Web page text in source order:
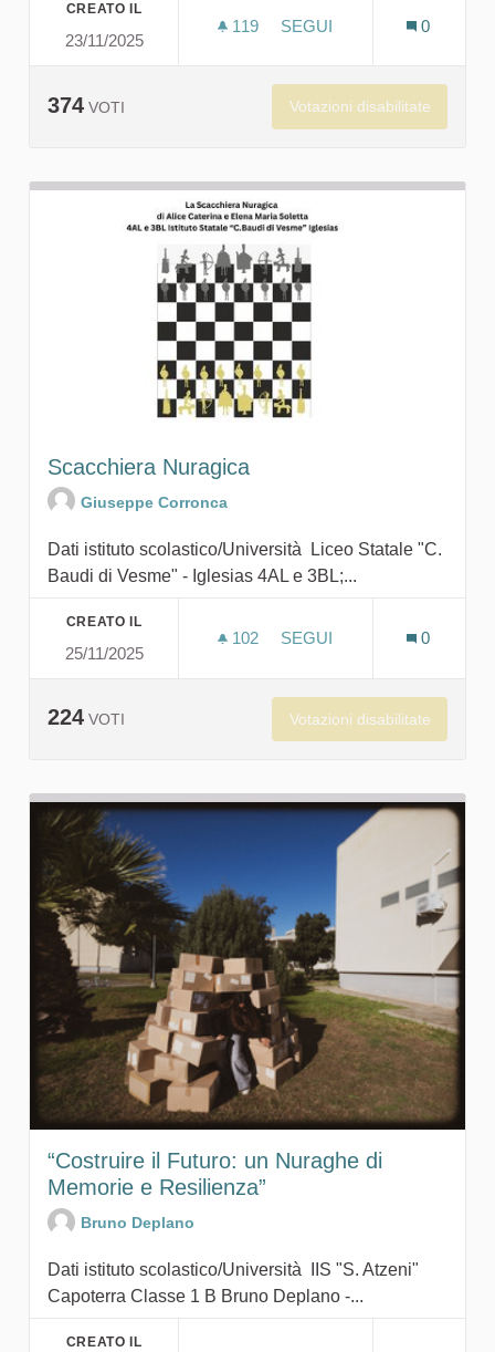
CREATO IL
23/11/2025
119 119 SOSTENITORI
SEGUI
0
374 VOTI Votazioni disabilitate
Scacchiera Nuragica
Giuseppe Corronca
Dati istituto scolastico/Università Liceo Statale "C.
Baudi di Vesme" - Iglesias 4AL e 3BL;...
CREATO IL
25/11/2025
102 102 SOSTENITORI
SEGUI
0
224 VOTI Votazioni disabilitate
“Costruire il Futuro: un Nuraghe di
Memorie e Resilienza”
Bruno Deplano
Dati istituto scolastico/Università IIS "S. Atzeni"
Capoterra Classe 1 B Bruno Deplano -...
CREATO IL